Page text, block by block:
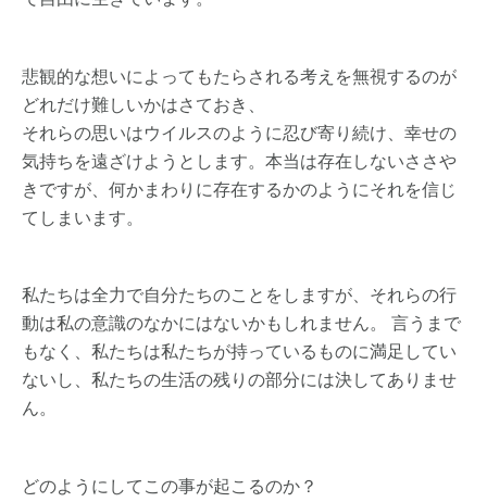
悲観的な想いによってもたらされる考えを無視するのが
どれだけ難しいかはさておき、
それらの思いはウイルスのように忍び寄り続け、幸せの
気持ちを遠ざけようとします。本当は存在しないささや
きですが、何かまわりに存在するかのようにそれを信じ
てしまいます。
私たちは全力で自分たちのことをしますが、それらの行
動は私の意識のなかにはないかもしれません。 言うまで
もなく、私たちは私たちが持っているものに満足してい
ないし、私たちの生活の残りの部分には決してありませ
ん。
どのようにしてこの事が起こるのか？